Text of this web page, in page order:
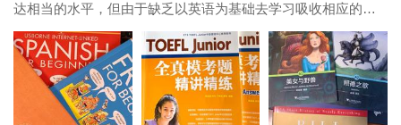
达相当的水平，但由于缺乏以英语为基础去学习吸收相应的科
似。同时，了解文化有利于提升融入感、兴趣和理解能力，从
而明显有助于语言本身的掌握。功利...